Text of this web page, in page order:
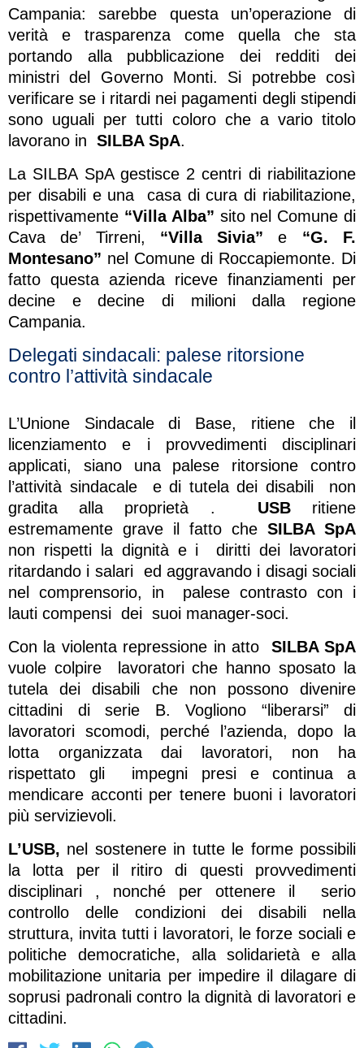
Campania: sarebbe questa un’operazione di
verità e trasparenza come quella che sta
portando alla pubblicazione dei redditi dei
ministri del Governo Monti. Si potrebbe così
verificare se i ritardi nei pagamenti degli stipendi
sono uguali per tutti coloro che a vario titolo
lavorano in SILBA SpA.
La SILBA SpA gestisce 2 centri di riabilitazione
per disabili e una casa di cura di riabilitazione,
rispettivamente “Villa Alba” sito nel Comune di
Cava de’ Tirreni, “Villa Sivia” e “G. F.
Montesano” nel Comune di Roccapiemonte. Di
fatto questa azienda riceve finanziamenti per
decine e decine di milioni dalla regione
Campania.
Delegati sindacali: palese ritorsione
contro l’attività sindacale
L’Unione Sindacale di Base, ritiene che il
licenziamento e i provvedimenti disciplinari
applicati, siano una palese ritorsione contro
l’attività sindacale e di tutela dei disabili non
gradita alla proprietà . USBritiene
estremamente grave il fatto che SILBA SpA
non rispetti la dignità e i diritti dei lavoratori
ritardando i salari ed aggravando i disagi sociali
nel comprensorio, in palese contrasto con i
lauti compensi dei suoi manager-soci.
Con la violenta repressione in atto SILBA SpA
vuole colpire lavoratori che hanno sposato la
tutela dei disabili che non possono divenire
cittadini di serie B. Vogliono “liberarsi” di
lavoratori scomodi, perché l’azienda, dopo la
lotta organizzata dai lavoratori, non ha
rispettato gli impegni presi e continua a
mendicare acconti per tenere buoni i lavoratori
più servizievoli.
L’USB, nel sostenere in tutte le forme possibili
la lotta per il ritiro di questi provvedimenti
disciplinari , nonché per ottenere il serio
controllo delle condizioni dei disabili nella
struttura, invita tutti i lavoratori, le forze sociali e
politiche democratiche, alla solidarietà e alla
mobilitazione unitaria per impedire il dilagare di
soprusi padronali contro la dignità di lavoratori e
cittadini.